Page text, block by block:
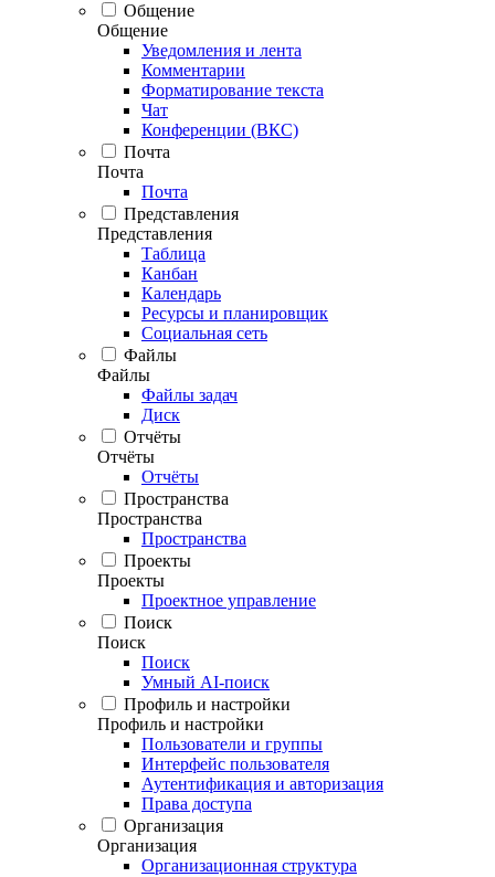
Общение
Общение
Уведомления и лента
Комментарии
Форматирование текста
Чат
Конференции (ВКС)
Почта
Почта
Почта
Представления
Представления
Таблица
Канбан
Календарь
Ресурсы и планировщик
Социальная сеть
Файлы
Файлы
Файлы задач
Диск
Отчёты
Отчёты
Отчёты
Пространства
Пространства
Пространства
Проекты
Проекты
Проектное управление
Поиск
Поиск
Поиск
Умный AI-поиск
Профиль и настройки
Профиль и настройки
Пользователи и группы
Интерфейс пользователя
Аутентификация и авторизация
Права доступа
Организация
Организация
Организационная структура